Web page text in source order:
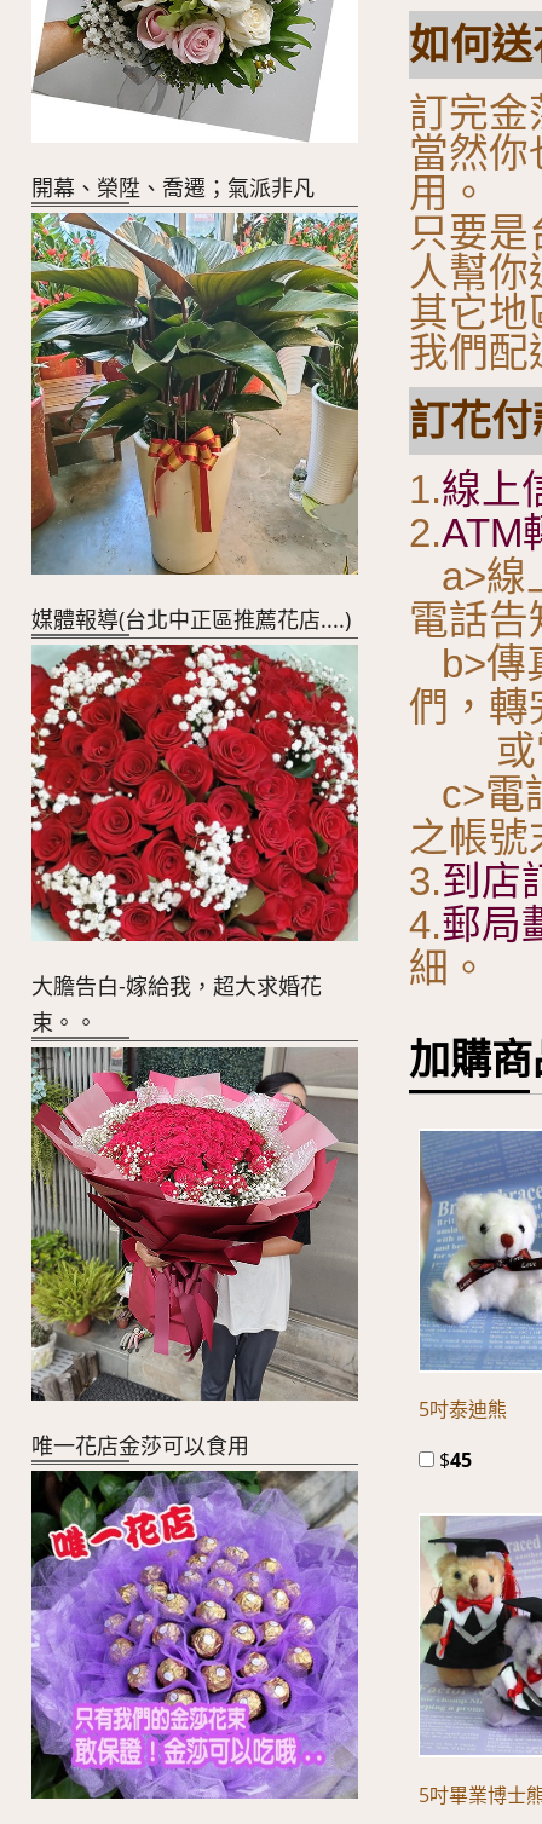
開幕、榮陞、喬遷；氣派非凡
媒體報導(台北中正區推薦花店....)
大膽告白-嫁給我，超大求婚花
束。。
唯一花店金莎可以食用
如何送
訂完金
當然你
用。
只要
人幫
其它地
我們配
訂花
1.線上
2.ATM
a>線
電話告
b>傳
們，轉
或電
c>電
之帳號
3.到店
4.郵局
細。
加購
5吋泰迪熊
$45
5吋畢業博士